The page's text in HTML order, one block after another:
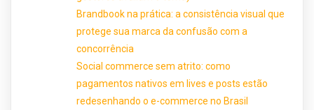
Brandbook na prática: a consistência visual que
protege sua marca da confusão com a
concorrência
Social commerce sem atrito: como
pagamentos nativos em lives e posts estão
redesenhando o e-commerce no Brasil